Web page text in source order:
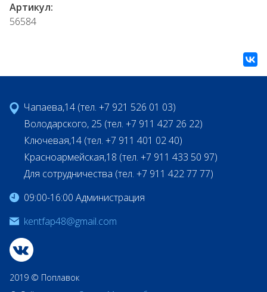
Артикул:
56584
Чапаева,14 (тел. +7 921 526 01 03)
Володарского, 25 (тел. +7 911 427 26 22)
Ключевая,14 (тел. +7 911 401 02 40)
Красноармейская,18 (тел. +7 911 433 50 97)
Для сотрудничества (тел. +7 911 422 77 77)
09:00-16:00 Администрация
kentfap48@gmail.com
2019 © Поплавок